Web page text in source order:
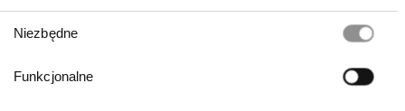
zgody
Niezbędne
Funkcjonalne